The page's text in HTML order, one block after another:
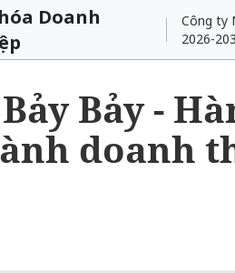
Doanh
Công ty
2026-
Bảy -
doanh